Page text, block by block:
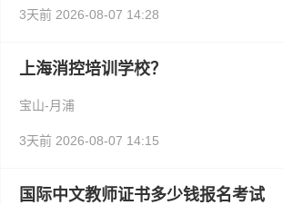
3天前 2026-08-07 14:28
上海消控培训学校？
宝山-月浦
3天前 2026-08-07 14:15
国际中文教师证书多少钱报名考试